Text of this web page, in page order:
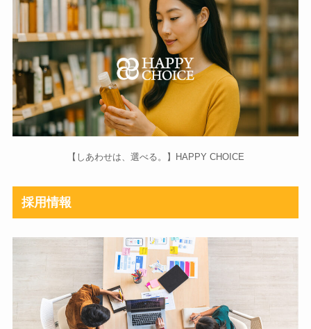
【しあわせは、選べる。】HAPPY CHOICE
採用情報